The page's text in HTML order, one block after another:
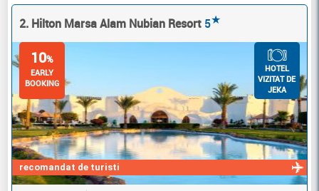
2. Hilton Marsa Alam Nubian Resort 5★
recomandat de turisti
10%
EARLY
BOOKING
HOTEL
VIZITAT DE
JEKA